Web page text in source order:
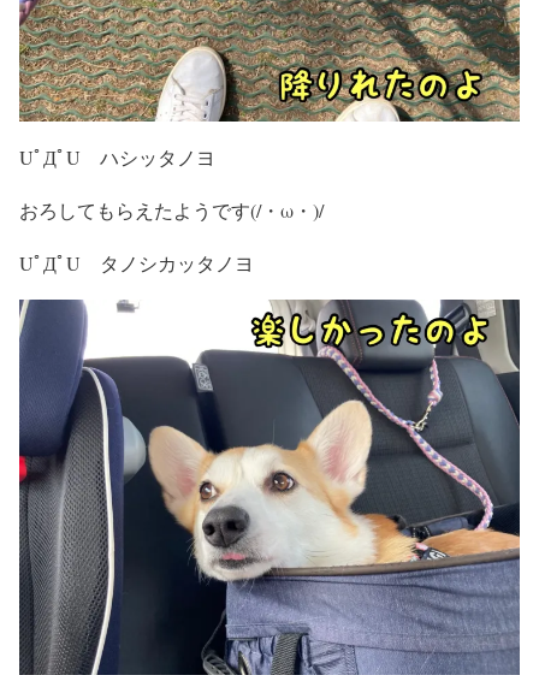
UﾟДﾟU ハシッタノヨ
おろしてもらえたようです(/・ω・)/
UﾟДﾟU タノシカッタノヨ